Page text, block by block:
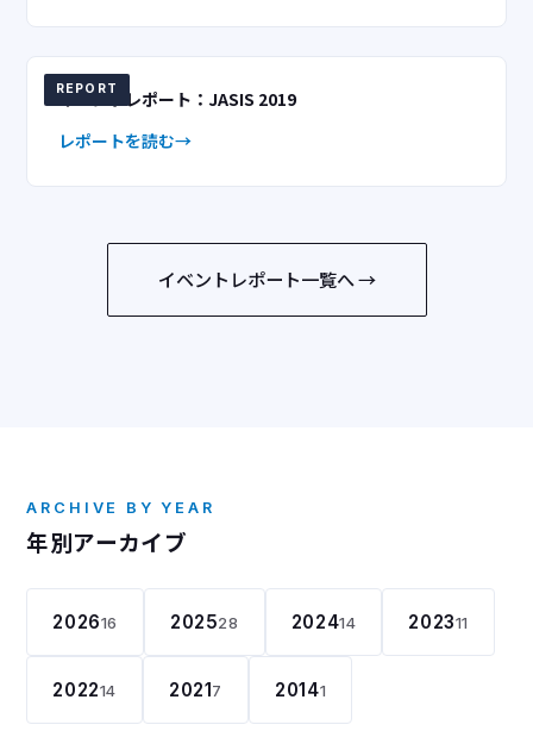
REPORT
イベントレポート：JASIS 2019
レポートを読む
イベントレポート一覧へ →
ARCHIVE BY YEAR
年別アーカイブ
202616 202528 202414 202311
202214 2021 7 20141